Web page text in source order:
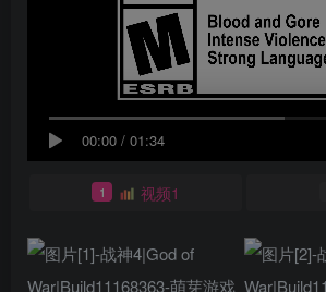
00:00 / 01:34
1 视频1